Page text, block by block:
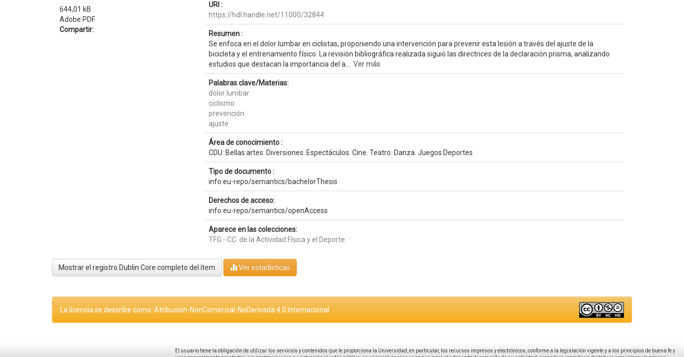
644,01 kB
Adobe PDF
Compartir:
URI :
https://hdl.handle.net/11000/32844
Resumen :
Se enfoca en el dolor lumbar en ciclistas, proponiendo una intervención para prevenir esta lesión a través del ajuste de la
bicicleta y el entrenamiento físico. La revisión bibliográfica realizada siguió las directrices de la declaración prisma, analizando
estudios que destacan la importancia del a... Ver más
Palabras clave/Materias:
dolor lumbar
ciclismo
prevención
ajuste
Área de conocimiento :
CDU: Bellas artes: Diversiones. Espectáculos. Cine. Teatro. Danza. Juegos.Deportes
Tipo de documento :
info:eu-repo/semantics/bachelorThesis
Derechos de acceso:
info:eu-repo/semantics/openAccess
Aparece en las colecciones:
TFG - CC. de la Actividad Física y el Deporte
Mostrar el registro Dublin Core completo del ítem Ver estadísticas
La licencia se describe como: Atribución-NonComercial-NoDerivada 4.0 Internacional.
El usuario tiene la obligación de utilizar los servicios y contenidos que le proporciona la Universidad, en particular, los recursos impresos y electrónicos, conforme a la legislación vigente y a los principios de buena fe y